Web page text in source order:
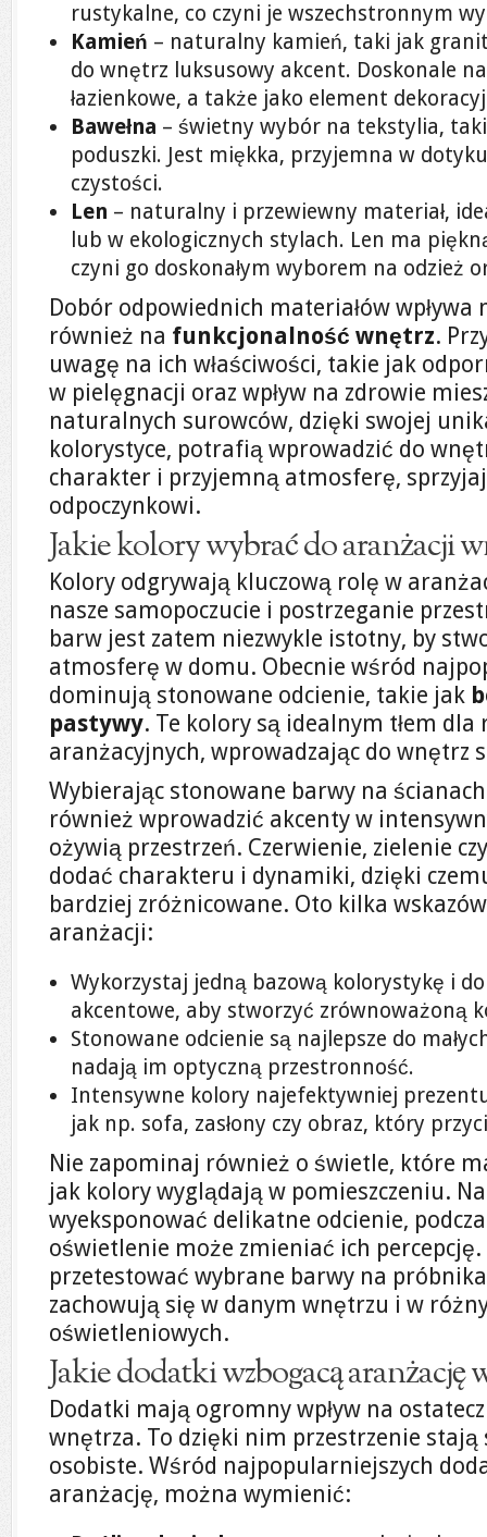
rustykalne, co czyni je wszechstronnym
Kamień – naturalny kamień, taki jak
do wnętrz luksusowy akcent. Doskonale
łazienkowe, a także jako element
Bawełna – świetny wybór na tekstylia,
poduszki. Jest miękka, przyjemna w
czystości.
Len – naturalny i przewiewny materiał,
lub w ekologicznych stylach. Len ma
czyni go doskonałym wyborem na odzież
Dobór odpowiednich materiałów
również na funkcjonalność wnętrz.
uwagę na ich właściwości, takie jak
w pielęgnacji oraz wpływ na zdrowie
naturalnych surowców, dzięki swojej
kolorystyce, potrafią wprowadzić do
charakter i przyjemną atmosferę,
odpoczynkowi.
Jakie kolory wybrać do aranżacji
Kolory odgrywają kluczową rolę w
nasze samopoczucie i postrzeganie
barw jest zatem niezwykle istotny, by
atmosferę w domu. Obecnie wśród
dominują stonowane odcienie, takie jak
pastywy. Te kolory są idealnym tłem
aranżacyjnych, wprowadzając do wnętrz
Wybierając stonowane barwy na
również wprowadzić akcenty w
ożywią przestrzeń. Czerwienie, zielenie
dodać charakteru i dynamiki, dzięki
bardziej zróżnicowane. Oto kilka
aranżacji:
Wykorzystaj jedną bazową kolorystykę i
akcentowe, aby stworzyć zrównoważoną
Stonowane odcienie są najlepsze do
nadają im optyczną przestronność.
Intensywne kolory najefektywniej
jak np. sofa, zasłony czy obraz, który
Nie zapominaj również o świetle, które
jak kolory wyglądają w pomieszczeniu.
wyeksponować delikatne odcienie,
oświetlenie może zmieniać ich
przetestować wybrane barwy na
zachowują się w danym wnętrzu i w
oświetleniowych.
Jakie dodatki wzbogacą aranżację
Dodatki mają ogromny wpływ na
wnętrza. To dzięki nim przestrzenie
osobiste. Wśród najpopularniejszych
aranżację, można wymienić: